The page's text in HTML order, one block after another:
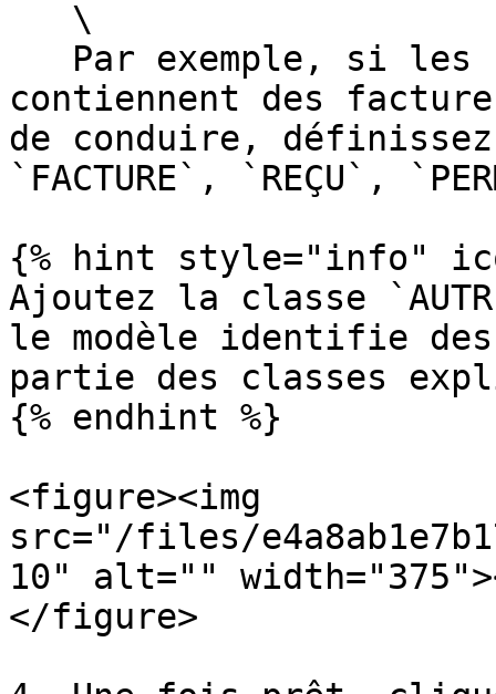
contiennent des
de conduire,
`FACTURE`, `REÇU`,
{% hint style="info"
Ajoutez la classe
le modèle identifie des
partie des classes
{% endhint %}
<figure><img
src="/files/
10" alt=""
</figure>